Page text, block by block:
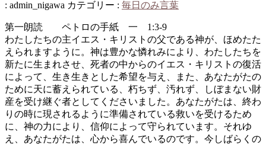
: admin_nigawa カテゴリー : 毎日のみ言葉
第一朗読 ペトロの手紙 一 1:3-9
わたしたちの主イエス・キリストの父である神が、ほめたた
えられますように。神は豊かな憐れみにより、わたしたちを
新たに生まれさせ、死者の中からのイエス・キリストの復活
によって、生き生きとした希望を与え、また、あなたがたの
ために天に蓄えられている、朽ちず、汚れず、しぼまない財
産を受け継ぐ者としてくださいました。あなたがたは、終わ
りの時に現されるように準備されている救いを受けるため
に、神の力により、信仰によって守られています。それゆ
え、あなたがたは、心から喜んでいるのです。今しばらくの